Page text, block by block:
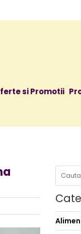
si Promotii